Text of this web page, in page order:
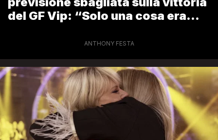
del GF Vip: “Solo una cosa era
ANTHONY FESTA